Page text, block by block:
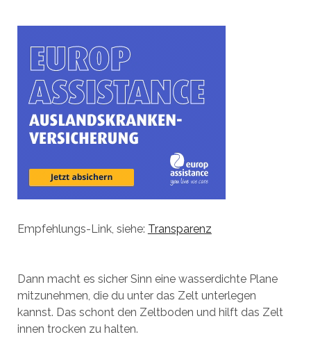
Empfehlungs-Link, siehe: Transparenz
Dann macht es sicher Sinn eine wasserdichte Plane
mitzunehmen, die du unter das Zelt unterlegen
kannst. Das schont den Zeltboden und hilft das Zelt
innen trocken zu halten.